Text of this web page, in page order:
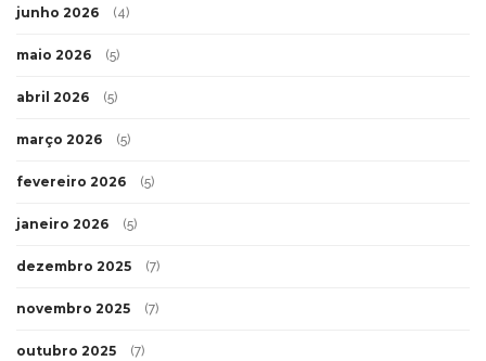
junho 2026 (4)
maio 2026 (5)
abril 2026 (5)
março 2026 (5)
fevereiro 2026 (5)
janeiro 2026 (5)
dezembro 2025 (7)
novembro 2025 (7)
outubro 2025 (7)